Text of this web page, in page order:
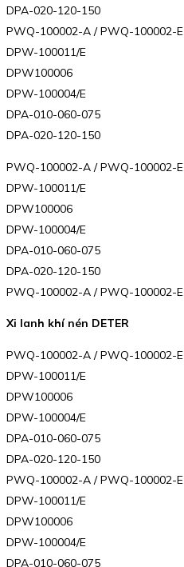
DPA-020-120-150
PWQ-100002-A / PWQ-100002-E
DPW-100011/E
DPW100006
DPW-100004/E
DPA-010-060-075
DPA-020-120-150
PWQ-100002-A / PWQ-100002-E
DPW-100011/E
DPW100006
DPW-100004/E
DPA-010-060-075
DPA-020-120-150
PWQ-100002-A / PWQ-100002-E
Xi lanh khí nén DETER
PWQ-100002-A / PWQ-100002-E
DPW-100011/E
DPW100006
DPW-100004/E
DPA-010-060-075
DPA-020-120-150
PWQ-100002-A / PWQ-100002-E
DPW-100011/E
DPW100006
DPW-100004/E
DPA-010-060-075